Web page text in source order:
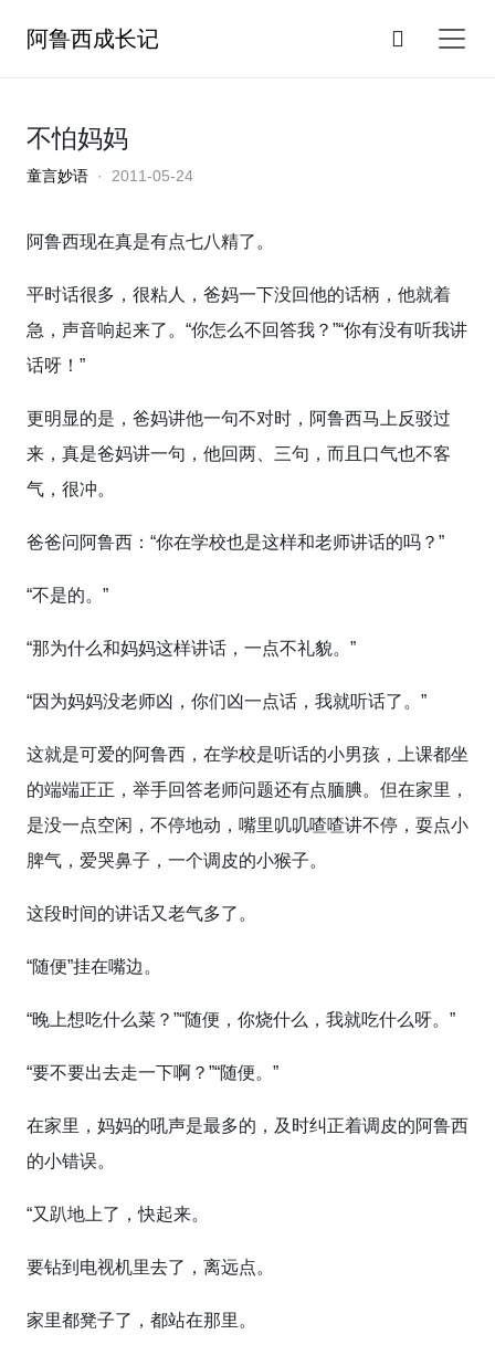
阿鲁西成长记
不怕妈妈
童言妙语 · 2011-05-24
阿鲁西现在真是有点七八精了。
平时话很多，很粘人，爸妈一下没回他的话柄，他就着
急，声音响起来了。“你怎么不回答我？”“你有没有听我讲
话呀！”
更明显的是，爸妈讲他一句不对时，阿鲁西马上反驳过
来，真是爸妈讲一句，他回两、三句，而且口气也不客
气，很冲。
爸爸问阿鲁西：“你在学校也是这样和老师讲话的吗？”
“不是的。”
“那为什么和妈妈这样讲话，一点不礼貌。”
“因为妈妈没老师凶，你们凶一点话，我就听话了。”
这就是可爱的阿鲁西，在学校是听话的小男孩，上课都坐
的端端正正，举手回答老师问题还有点腼腆。但在家里，
是没一点空闲，不停地动，嘴里叽叽喳喳讲不停，耍点小
脾气，爱哭鼻子，一个调皮的小猴子。
这段时间的讲话又老气多了。
“随便”挂在嘴边。
“晚上想吃什么菜？”“随便，你烧什么，我就吃什么呀。”
“要不要出去走一下啊？”“随便。”
在家里，妈妈的吼声是最多的，及时纠正着调皮的阿鲁西
的小错误。
“又趴地上了，快起来。
要钻到电视机里去了，离远点。
家里都凳子了，都站在那里。